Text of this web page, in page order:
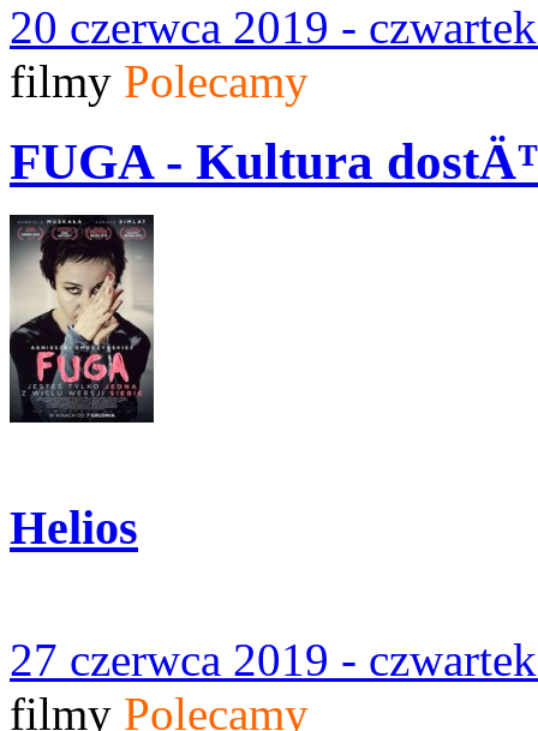
20 czerwca 2019 -
filmy Polecamy
FUGA - Kultura
Helios
27 czerwca 2019 -
filmy Polecamy